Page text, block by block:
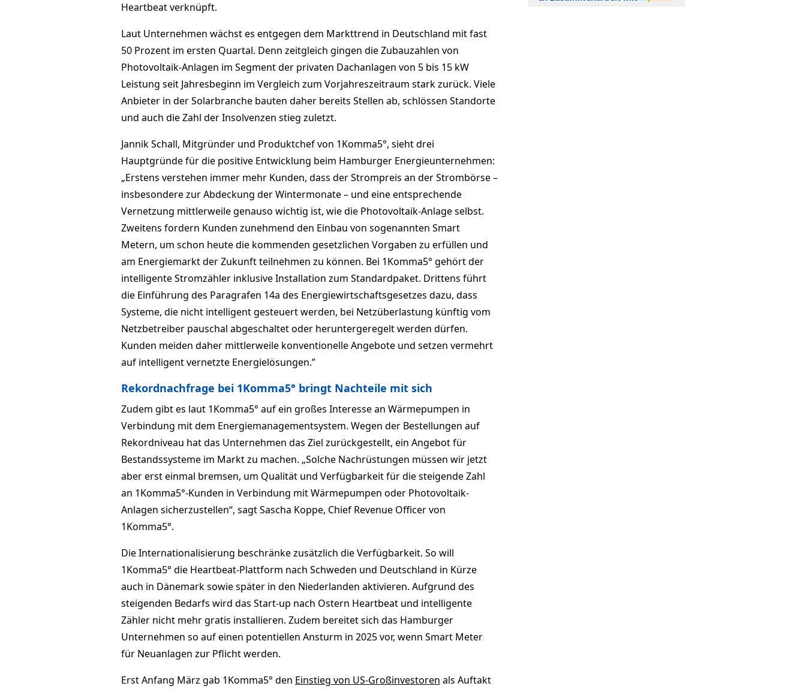
Heartbeat verknüpft.
Laut Unternehmen wächst es entgegen dem Markttrend in Deutschland mit fast
50 Prozent im ersten Quartal. Denn zeitgleich gingen die Zubauzahlen von
Photovoltaik-Anlagen im Segment der privaten Dachanlagen von 5 bis 15 kW
Leistung seit Jahresbeginn im Vergleich zum Vorjahreszeitraum stark zurück. Viele
Anbieter in der Solarbranche bauten daher bereits Stellen ab, schlössen Standorte
und auch die Zahl der Insolvenzen stieg zuletzt.
Jannik Schall, Mitgründer und Produktchef von 1Komma5°, sieht drei
Hauptgründe für die positive Entwicklung beim Hamburger Energieunternehmen:
„Erstens verstehen immer mehr Kunden, dass der Strompreis an der Strombörse –
insbesondere zur Abdeckung der Wintermonate – und eine entsprechende
Vernetzung mittlerweile genauso wichtig ist, wie die Photovoltaik-Anlage selbst.
Zweitens fordern Kunden zunehmend den Einbau von sogenannten Smart
Metern, um schon heute die kommenden gesetzlichen Vorgaben zu erfüllen und
am Energiemarkt der Zukunft teilnehmen zu können. Bei 1Komma5° gehört der
intelligente Stromzähler inklusive Installation zum Standardpaket. Drittens führt
die Einführung des Paragrafen 14a des Energiewirtschaftsgesetzes dazu, dass
Systeme, die nicht intelligent gesteuert werden, bei Netzüberlastung künftig vom
Netzbetreiber pauschal abgeschaltet oder heruntergeregelt werden dürfen.
Kunden meiden daher mittlerweile konventionelle Angebote und setzen vermehrt
auf intelligent vernetzte Energielösungen.”
Rekordnachfrage bei 1Komma5° bringt Nachteile mit sich
Zudem gibt es laut 1Komma5° auf ein großes Interesse an Wärmepumpen in
Verbindung mit dem Energiemanagementsystem. Wegen der Bestellungen auf
Rekordniveau hat das Unternehmen das Ziel zurückgestellt, ein Angebot für
Bestandssysteme im Markt zu machen. „Solche Nachrüstungen müssen wir jetzt
aber erst einmal bremsen, um Qualität und Verfügbarkeit für die steigende Zahl
an 1Komma5°-Kunden in Verbindung mit Wärmepumpen oder Photovoltaik-
Anlagen sicherzustellen“, sagt Sascha Koppe, Chief Revenue Officer von
1Komma5°.
Die Internationalisierung beschränke zusätzlich die Verfügbarkeit. So will
1Komma5° die Heartbeat-Plattform nach Schweden und Deutschland in Kürze
auch in Dänemark sowie später in den Niederlanden aktivieren. Aufgrund des
steigenden Bedarfs wird das Start-up nach Ostern Heartbeat und intelligente
Zähler nicht mehr gratis installieren. Zudem bereitet sich das Hamburger
Unternehmen so auf einen potentiellen Ansturm in 2025 vor, wenn Smart Meter
für Neuanlagen zur Pflicht werden.
Erst Anfang März gab 1Komma5° den Einstieg von US-Großinvestoren als Auftakt